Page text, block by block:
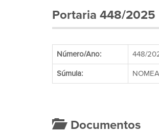
Portaria 448/2025
Número/Ano: 448/
Súmula:
Documentos